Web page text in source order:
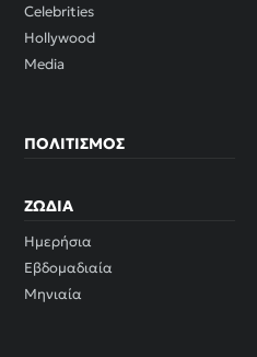
Celebrities
Hollywood
Media
ΠΟΛΙΤΙΣΜΌΣ
ΖΏΔΙΑ
Ημερήσια
Εβδομαδιαία
Μηνιαία